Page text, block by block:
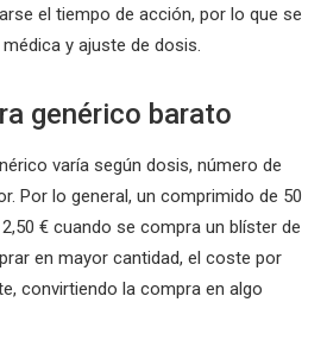
el tiempo de acción, por lo que se
y ajuste de dosis.
genérico barato
varía según dosis, número de
Por lo general, un comprimido de 50
€ cuando se compra un blíster de
en mayor cantidad, el coste por
convirtiendo la compra en algo